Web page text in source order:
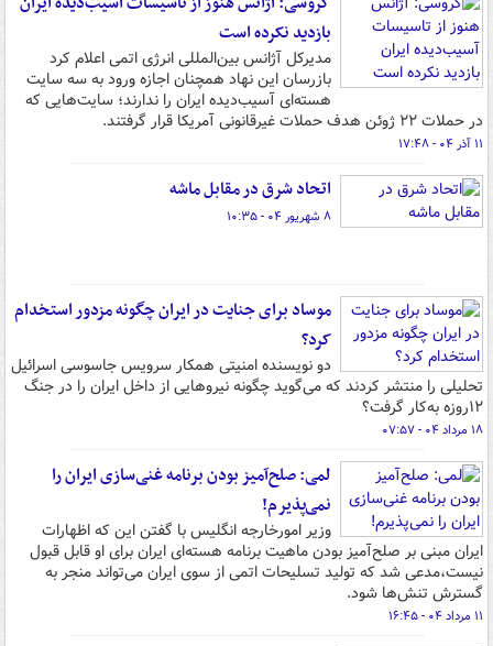
بازدید نکرده است
مدیرکل آژانس بین‌المللی انرژی اتمی اعلام کرد
بازرسان این نهاد همچنان اجازه ورود به سه سایت
هسته‌ای آسیب‌دیده ایران را ندارند؛ سایت‌هایی که
در حملات ۲۲ ژوئن هدف حملات غیرقانونی آمریکا قرار گرفتند.
۱۱ آذر ۰۴ - ۱۷:۴۸
اتحاد شرق در مقابل ماشه
۸ شهریور ۰۴ - ۱۰:۳۵
موساد برای جنایت در ایران چگونه مزدور استخدام
کرد؟
دو نویسنده امنیتی همکار سرویس جاسوسی اسرائیل
تحلیلی را منتشر کردند که می‌گوید چگونه نیروهایی از داخل ایران را در جنگ
۱۲روزه به‌کار گرفت؟
۱۸ مرداد ۰۴ - ۰۷:۵۷
لمی: صلح‌آمیز بودن برنامه غنی‌سازی ایران را
نمی‌پذیرم!
وزیر امورخارجه انگلیس با گفتن این که اظهارات
ایران مبنی بر صلح‌آمیز بودن ماهیت برنامه هسته‌ای ایران برای او قابل قبول
نیست،مدعی شد که تولید تسلیحات اتمی از سوی ایران می‌تواند منجر به
گسترش تنش‌ها شود.
۱۱ مرداد ۰۴ - ۱۶:۴۵